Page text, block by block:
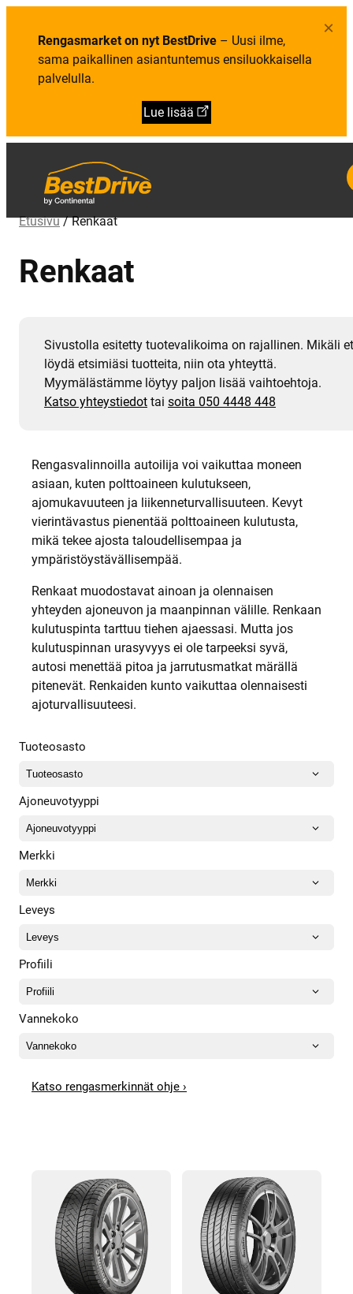
Rengasmarket on nyt BestDrive – Uusi ilme,
sama paikallinen asiantuntemus ensiluokkaisella
palvelulla.
Lue lisää
×
Etusivu/ Renkaat
Renkaat
Sivustolla esitetty tuotevalikoima on rajallinen. Mikäli et
löydä etsimiäsi tuotteita, niin ota yhteyttä.
Myymälästämme löytyy paljon lisää vaihtoehtoja.
Katso yhteystiedot tai soita 050 4448 448
Rengasvalinnoilla autoilija voi vaikuttaa moneen
asiaan, kuten polttoaineen kulutukseen,
ajomukavuuteen ja liikenneturvallisuuteen. Kevyt
vierintävastus pienentää polttoaineen kulutusta,
mikä tekee ajosta taloudellisempaa ja
ympäristöystävällisempää.
Renkaat muodostavat ainoan ja olennaisen
yhteyden ajoneuvon ja maanpinnan välille. Renkaan
kulutuspinta tarttuu tiehen ajaessasi. Mutta jos
kulutuspinnan urasyvyys ei ole tarpeeksi syvä,
autosi menettää pitoa ja jarrutusmatkat märällä
pitenevät. Renkaiden kunto vaikuttaa olennaisesti
ajoturvallisuuteesi.
Tuoteosasto
Ajoneuvotyyppi
Merkki
Leveys
Profiili
Vannekoko
Katso rengasmerkinnät ohje ›